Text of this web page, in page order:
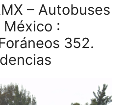
– Autobuses
México :
352.